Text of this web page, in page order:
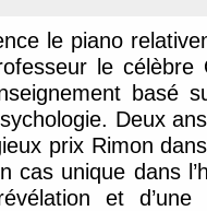
le piano
le célèbre
basé
Deux
prix Rimon
cas unique dans
et d’une